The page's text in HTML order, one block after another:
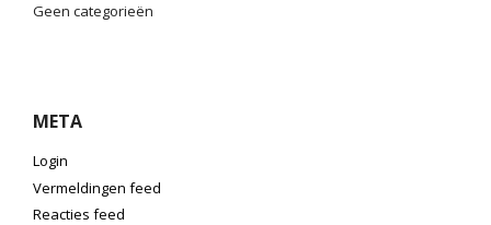
Geen categorieën
META
Login
Vermeldingen feed
Reacties feed